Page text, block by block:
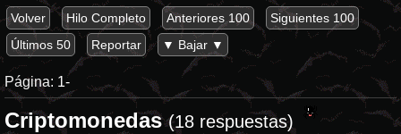
Volver Hilo Completo Anteriores 100
Siguientes 100
Últimos 50
Reportar ▼ Bajar ▼
Página: 1-
Criptomonedas(18 respuestas)